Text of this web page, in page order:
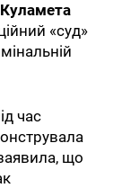
Куламета
«суд»
час
що